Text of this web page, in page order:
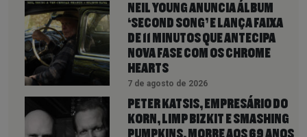
NEIL YOUNG ANUNCIA ÁLBUM
‘SECOND SONG’ E LANÇA FAIXA
DE 11 MINUTOS QUE ANTECIPA
NOVA FASE COM OS CHROME
HEARTS
7 de agosto de 2026
PETER KATSIS, EMPRESÁRIO DO
KORN, LIMP BIZKIT E SMASHING
PUMPKINS, MORRE AOS 69 ANOS